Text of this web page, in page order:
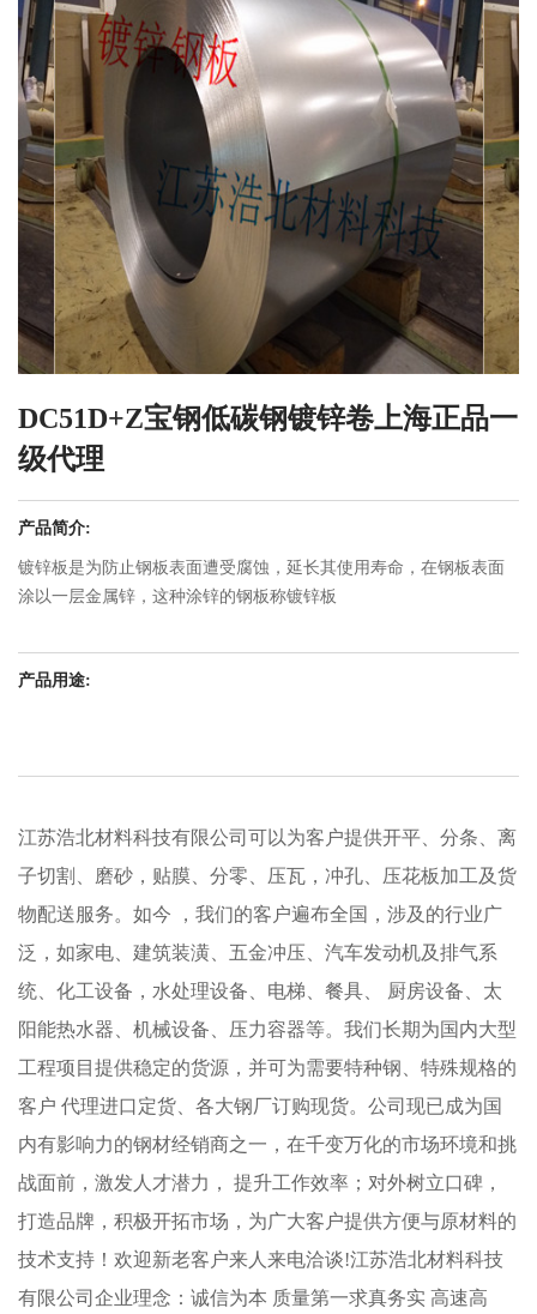
DC51D+Z宝钢低碳钢镀锌卷上海正品一
级代理
产品简介:
镀锌板是为防止钢板表面遭受腐蚀，延长其使用寿命，在钢板表面
涂以一层金属锌，这种涂锌的钢板称镀锌板
产品用途:
江苏浩北材料科技有限公司可以为客户提供开平、分条、离
子切割、磨砂，贴膜、分零、压瓦，冲孔、压花板加工及货
物配送服务。如今 ，我们的客户遍布全国，涉及的行业广
泛，如家电、建筑装潢、五金冲压、汽车发动机及排气系
统、化工设备，水处理设备、电梯、餐具、 厨房设备、太
阳能热水器、机械设备、压力容器等。我们长期为国内大型
工程项目提供稳定的货源，并可为需要特种钢、特殊规格的
客户 代理进口定货、各大钢厂订购现货。公司现已成为国
内有影响力的钢材经销商之一，在千变万化的市场环境和挑
战面前，激发人才潜力， 提升工作效率；对外树立口碑，
打造品牌，积极开拓市场，为广大客户提供方便与原材料的
技术支持！欢迎新老客户来人来电洽谈!江苏浩北材料科技
有限公司企业理念：诚信为本 质量第一求真务实 高速高